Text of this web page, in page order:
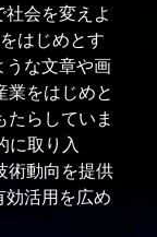
会を変えよ
はじめとす
うな文章や画
業をはじめと
たらしていま
に取り入
術動向を提供
活用を広め